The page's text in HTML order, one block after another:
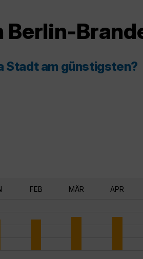
Berlin-
Stadt am günstigsten?
FEB MÄR APR